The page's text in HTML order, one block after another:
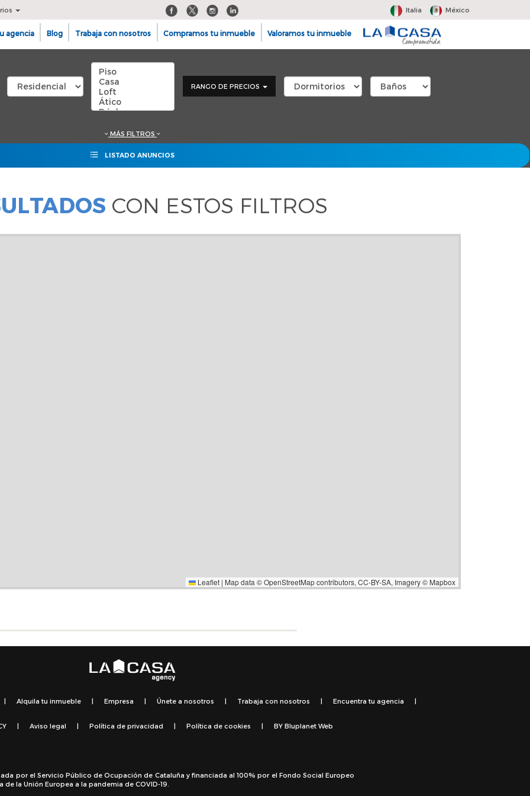
Italia México
agencia Blog Trabaja con nosotros Compramos tu inmueble Valoramos tu inmueble
RANGO DE PRECIOS
MÁS FILTROS
LISTADO ANUNCIOS
CON ESTOS FILTROS
Leaflet | Map data ©OpenStreetMapcontributors, CC-BY-SA, Imagery © Mapbox
| Alquila tu inmueble | Empresa | Únete a nosotros | Trabaja con nosotros | Encuentra tu agencia |
| Aviso legal | Política de privacidad | Política de cookies | BY Bluplanet Web
por el Servicio Público de Ocupación de Cataluña y financiada al 100% por el Fondo Social Europeo
la Unión Europea a la pandemia de COVID-19.